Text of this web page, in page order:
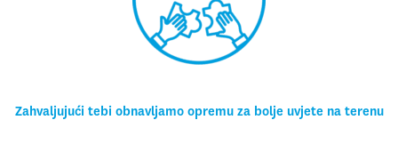
Zahvaljujući tebi obnavljamo opremu za bolje uvjete na terenu